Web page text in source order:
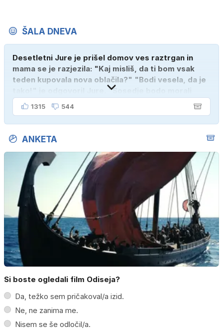
ŠALA DNEVA
Desetletni Jure je prišel domov ves raztrgan in
mama se je razjezila: "Kaj misliš, da ti bom vsak
teden kupovala nova oblačila?" "Bodi vesela, da je
tako!" je odgovoril Jure. "Sosedje bodo morali
kupiti novega sina, tako sem ga prebutal!"
1315 544
ANKETA
Si boste ogledali film Odiseja?
Da, težko sem pričakoval/a izid.
Ne, ne zanima me.
Nisem se še odločil/a.